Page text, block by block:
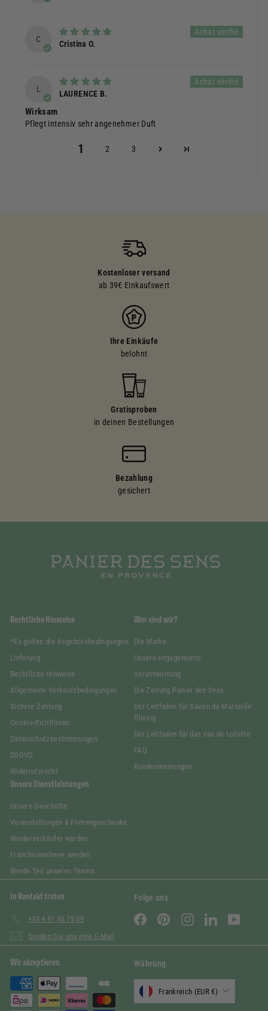
C
Cristina O.
L
LAURENCE B.
Wirksam
Pflegt intensiv sehr angenehmer Duft
1 2 3
Kostenloser versand
ab 39€ Einkaufswert
Ihre Einkäufe
belohnt
Gratisproben
in deinen Bestellungen
Bezahlung
gesichert
Rechtliche Hinweise
*Es gelten die Angebotsbedingungen.
Lieferung
Rechtliche Hinweise
Allgemeine Verkaufsbedingungen
Sichere Zahlung
Cookie-Richtlinien
Datenschutzbestimmungen
DSGVO
Widerrufsrecht
Wer sind wir?
Die Marke
Unsere engagements
Verantwortung
Die Zeitung Panier des Sens
Der Leitfaden für Savon de Marseille
flüssig
Der Leitfaden für das eau de toilette
FAQ
Kundenmeinungen
Unsere Dienstleistungen
Unsere Geschäfte
Veranstaltungen & Firmengeschenke
Wiederverkäufer werden
Franchisenehmer werden
Werde Teil unseres Teams
In Kontakt treten
+33 4 91 35 75 09
Senden Sie uns eine E-Mail
Folge uns
FacebookPinterestInstagramLinkedIn
Wir akzeptieren Währung
Frankreich (EUR €)